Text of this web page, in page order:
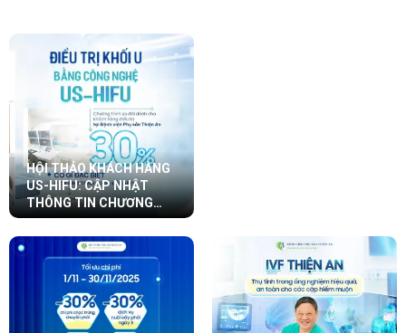
HỘI THẢO KHÁCH HÀNG
US-HIFU: CẬP NHẬT
THÔNG TIN CHƯƠNG
TRÌNH VÀ ƯU ĐÃI